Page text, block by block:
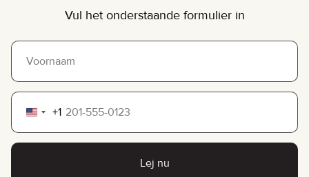
Vul het onderstaande formulier in
United
States
+1
Lej nu